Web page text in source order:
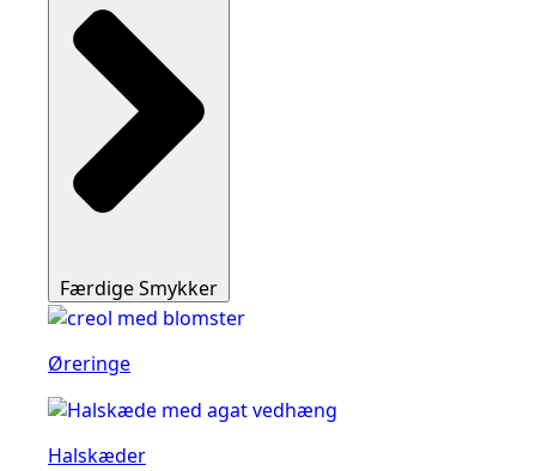
Færdige Smykker
Øreringe
Halskæder